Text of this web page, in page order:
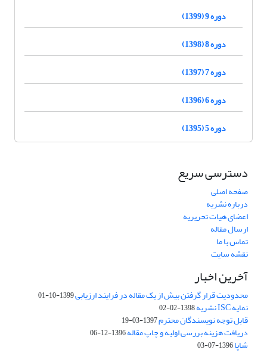
دوره 9 (1399)
دوره 8 (1398)
دوره 7 (1397)
دوره 6 (1396)
دوره 5 (1395)
دسترسی سریع
صفحه اصلی
درباره نشریه
اعضای هیات تحریریه
ارسال مقاله
تماس با ما
نقشه سایت
آخرین اخبار
محدودیت قرار گرفتن بیش از یک مقاله در فرایند ارزیابی1399-10-01
نمایه ISC نشریه 1398-02-02
قابل توجه نویسندگان محترم1397-03-19
دریافت هزینه بررسی اولیه و چاپ مقاله1396-12-06
شاپا1396-07-03